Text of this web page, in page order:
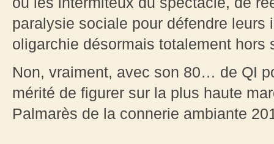
paralysie sociale pour défendre leurs
oligarchie désormais totalement hors
Non, vraiment, avec son 80… de QI
mérité de figurer sur la plus haute
Palmarès de la connerie ambiante